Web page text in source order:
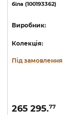
біла (100193362)
Виробник:
Колекція:
Під замовлення
265 295.77